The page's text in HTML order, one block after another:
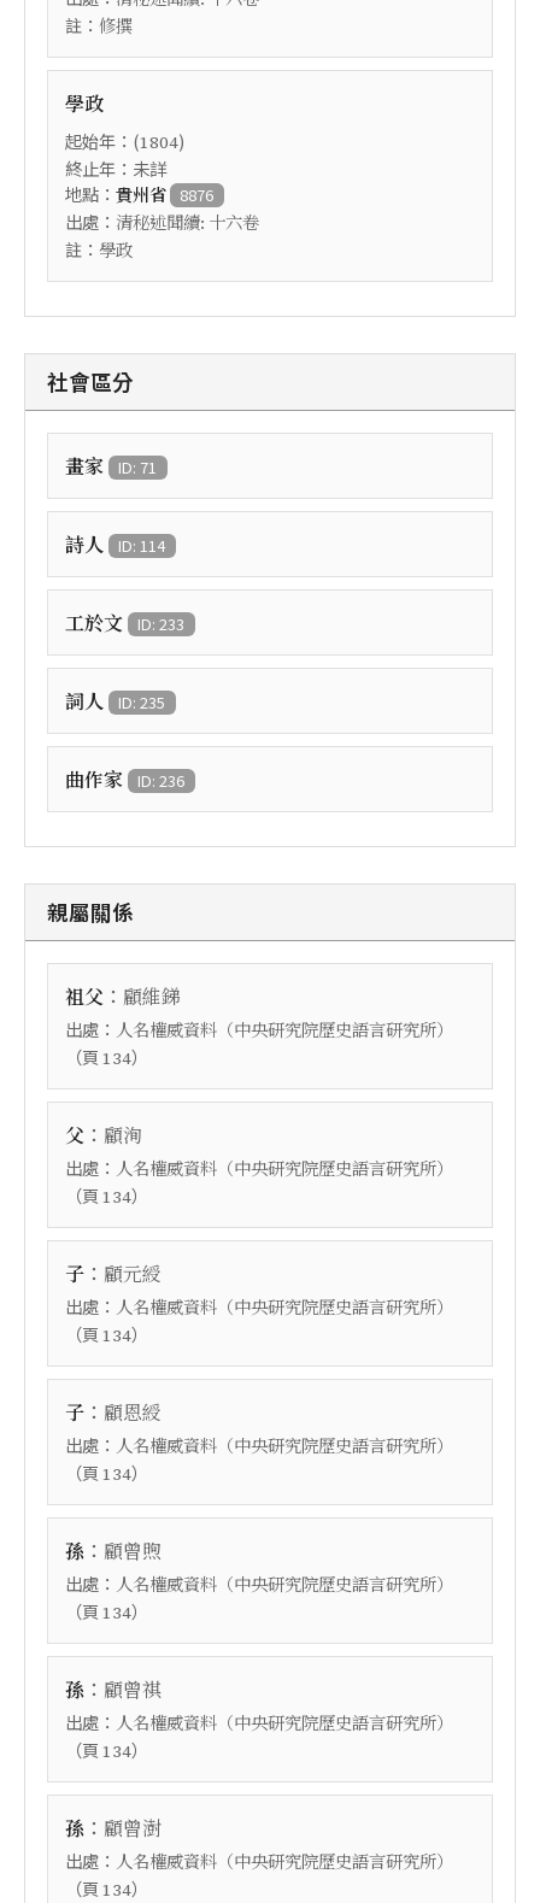
註： 修撰
學政
起始年：(1804)
終止年：未詳
地點： 貴州省 8876
出處： 清秘述聞續: 十六卷
註： 學政
社會區分
畫家 ID: 71
詩人 ID: 114
工於文 ID: 233
詞人 ID: 235
曲作家 ID: 236
親屬關係
祖父 ： 顧維銻
出處： 人名權威資料（中央研究院歷史語言研究所）
（頁 134）
父 ： 顧洵
出處： 人名權威資料（中央研究院歷史語言研究所）
（頁 134）
子 ： 顧元綬
出處： 人名權威資料（中央研究院歷史語言研究所）
（頁 134）
子 ： 顧恩綬
出處： 人名權威資料（中央研究院歷史語言研究所）
（頁 134）
孫 ： 顧曾煦
出處： 人名權威資料（中央研究院歷史語言研究所）
（頁 134）
孫 ： 顧曾祺
出處： 人名權威資料（中央研究院歷史語言研究所）
（頁 134）
孫 ： 顧曾澍
出處： 人名權威資料（中央研究院歷史語言研究所）
（頁 134）